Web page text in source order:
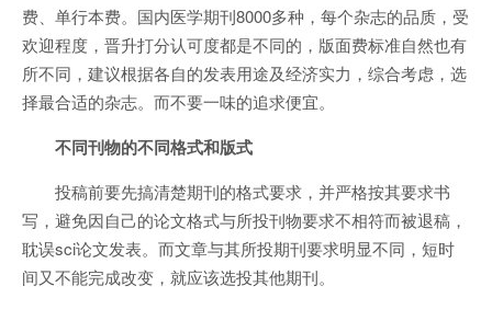
费、单行本费。国内医学期刊8000多种，每个杂志的品质，受
欢迎程度，晋升打分认可度都是不同的，版面费标准自然也有
所不同，建议根据各自的发表用途及经济实力，综合考虑，选
择最合适的杂志。而不要一味的追求便宜。
不同刊物的不同格式和版式
投稿前要先搞清楚期刊的格式要求，并严格按其要求书
写，避免因自己的论文格式与所投刊物要求不相符而被退稿，
耽误sci论文发表。而文章与其所投期刊要求明显不同，短时
间又不能完成改变，就应该选投其他期刊。